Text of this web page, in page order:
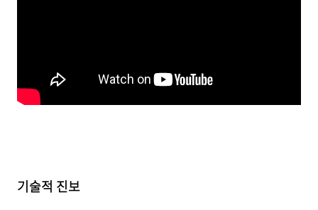
기술적 진보